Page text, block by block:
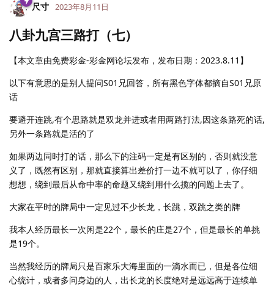
尺寸 2023年8月11日
八卦九宫三路打（七）
【本文章由免费彩金-彩金网论坛发布，发布日期：2023.8.11】
以下有意思的是别人提问S01兄回答，所有黑色字体都摘自S01兄原
话
要避开连跳,有个思路就是双龙并进或者用两路打法,因这条路死的话,
另外一条路就是活的了
如果两边同时打的话，那么下的注码一定是有区别的，否则就没意
义了，既然有区别，那就直接算出差价打一边不就可以了，你仔细
想想，绕到最后从命中率的命题又绕到用什么揽的问题上去了。
大家在平时的牌局中一定见过不少长龙，长跳，双跳之类的牌
我本人经历最长一次闲是22个，最长的庄是27个，但是最长的单挑
是19个。
当然我经历的牌局只是百家乐大海里面的一滴水而已，但是各位细
心统计，或者多问身边的人，出长龙的长度绝对是远远高于连续单